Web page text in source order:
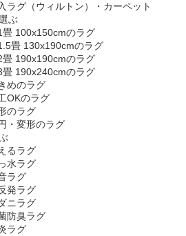
ラグ（ウィルトン）・カーペット
ぶ
畳 100x150cmのラグ
畳 130x190cmのラグ
畳 190x190cmのラグ
畳 190x240cmのラグ
めのラグ
OKのラグ
のラグ
・変形のラグ
るラグ
水ラグ
ラグ
発ラグ
ニラグ
防臭ラグ
ラグ